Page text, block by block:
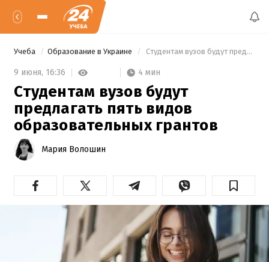
Учеба Образование в Украине Студентам вузов будут предлагать пять видов образовательных грантов
9 июня, 16:36 4 мин
Студентам вузов будут
предлагать пять видов
образовательных грантов
Мария Волошин